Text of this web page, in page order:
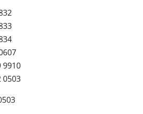
9910
0503